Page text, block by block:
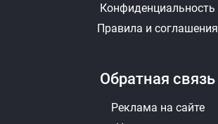
Конфиденциальность
Правила и соглашения
Обратная связь
Реклама на сайте